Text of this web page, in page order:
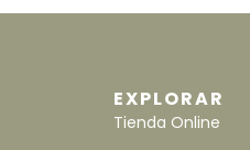
EXPLORAR
Tienda Online